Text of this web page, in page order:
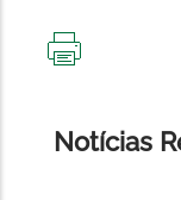
Notícias